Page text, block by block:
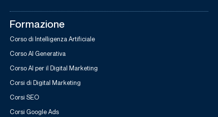
Formazione
Corso di Intelligenza Artificiale
Corso AI Generativa
Corso AI per il Digital Marketing
Corsi di Digital Marketing
Corsi SEO
Corsi Google Ads